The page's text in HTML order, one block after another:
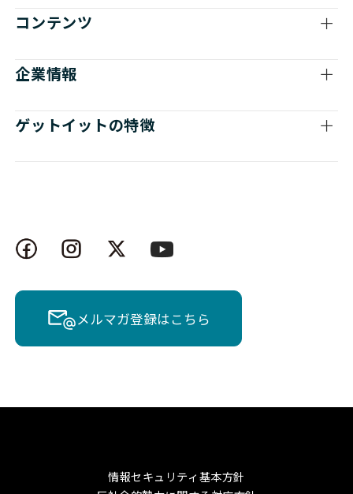
コンテンツ
企業情報
ゲットイットの特徴
メルマガ登録はこちら
情報セキュリティ基本方針